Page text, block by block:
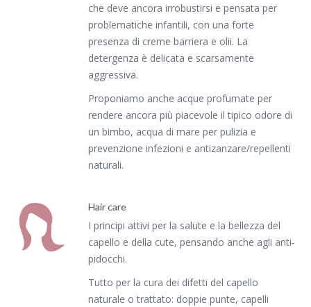
che deve ancora irrobustirsi e pensata per
problematiche infantili, con una forte
presenza di creme barriera e olii. La
detergenza è delicata e scarsamente
aggressiva.
Proponiamo anche acque profumate per
rendere ancora più piacevole il tipico odore di
un bimbo, acqua di mare per pulizia e
prevenzione infezioni e antizanzare/repellenti
naturali.
Hair care
I principi attivi per la salute e la bellezza del
capello e della cute, pensando anche agli anti-
pidocchi.
Tutto per la cura dei difetti del capello
naturale o trattato: doppie punte, capelli